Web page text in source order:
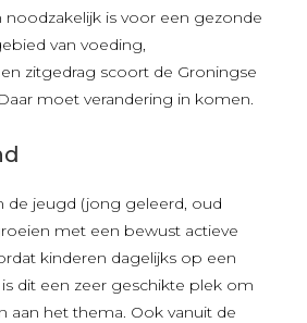
is voor een gezonde
van voeding,
zitgedrag scoort de Groningse
moet verandering in komen.
de jeugd (jong geleerd, oud
met een bewust actieve
kinderen dagelijks op een
dit een zeer geschikte plek om
aan het thema. Ook vanuit de